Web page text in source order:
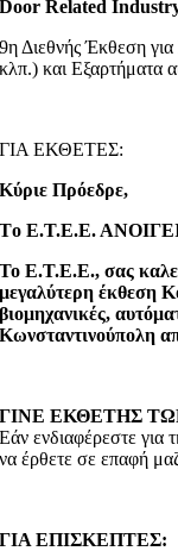
Door Related
9η Διεθνής Έκθεση
κλπ.) και Εξαρτήματα
ΓΙΑ ΕΚΘΕΤΕΣ:
Κύριε Πρόεδρε,
Tο Ε.Τ.Ε.Ε.
Το Ε.Τ.Ε.Ε., σας
μεγαλύτερη έκθεση
βιομηχανικές,
Κωνσταντινούπολη
ΓΙΝΕ ΕΚΘΕΤΗΣ
Εάν ενδιαφέρεστε
να έρθετε σε επαφή
ΓΙΑ ΕΠΙΣΚΕΠΤΕΣ: